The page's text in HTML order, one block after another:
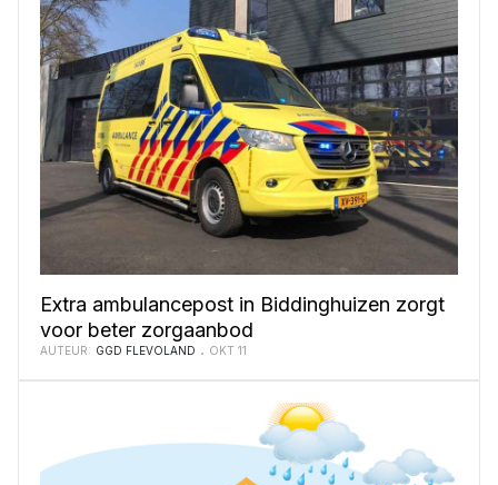
Extra ambulancepost in Biddinghuizen zorgt
voor beter zorgaanbod
AUTEUR: GGD FLEVOLAND OKT 11